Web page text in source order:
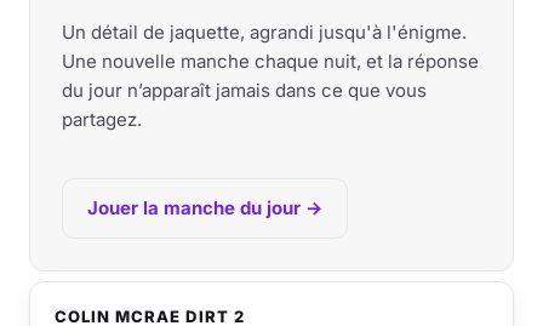
Un détail de jaquette, agrandi jusqu'à l'énigme.
Une nouvelle manche chaque nuit, et la réponse
du jour n’apparaît jamais dans ce que vous
partagez.
Jouer la manche du jour →
COLIN MCRAE DIRT 2